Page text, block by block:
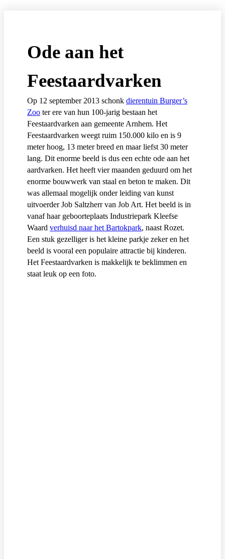
Ode aan het
Feestaardvarken
Op 12 september 2013 schonk dierentuin Burger’s
Zoo ter ere van hun 100-jarig bestaan het
Feestaardvarken aan gemeente Arnhem. Het
Feestaardvarken weegt ruim 150.000 kilo en is 9
meter hoog, 13 meter breed en maar liefst 30 meter
lang. Dit enorme beeld is dus een echte ode aan het
aardvarken. Het heeft vier maanden geduurd om het
enorme bouwwerk van staal en beton te maken. Dit
was allemaal mogelijk onder leiding van kunst
uitvoerder Job Saltzherr van Job Art. Het beeld is in
vanaf haar geboorteplaats Industriepark Kleefse
Waard verhuisd naar het Bartokpark, naast Rozet.
Een stuk gezelliger is het kleine parkje zeker en het
beeld is vooral een populaire attractie bij kinderen.
Het Feestaardvarken is makkelijk te beklimmen en
staat leuk op een foto.